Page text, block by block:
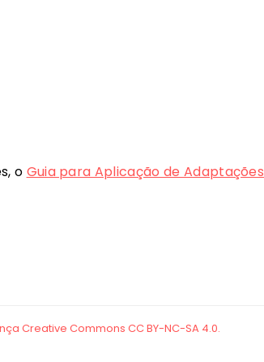
o Guia para Aplicação de Adaptações